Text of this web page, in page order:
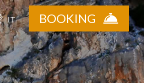
IT BOOKING